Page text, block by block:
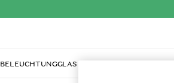
BELEUCHTUNGGLAS & GESCHIRR